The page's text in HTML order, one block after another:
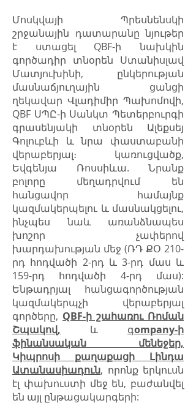
Մոսկվայի Պրեսնենսկի
շրջանային դատարանը նյութեր
է ստացել QBF-ի նախկին
գործադիր տնօրեն Ստանիսլավ
Մատյուխինի, ընկերության
մասնաճյուղային ցանցի
ղեկավար Վլադիմիր Պախոմովի,
QBF ՍՊԸ-ի Սանկտ Պետերբուրգի
գրասենյակի տնօրեն Ալեքսեյ
Գոլուբևի և նրա փաստաբանի
վերաբերյալ։ կառուցվածք,
Եվգենյա Ռոսսիևա. Նրանք
բոլորը մեղադրվում են
հանցավոր համայնք
կազմակերպելու և մասնակցելու,
ինչպես նաև առանձնապես
խոշոր չափերով
խարդախության մեջ (ՌԴ ՔՕ 210-
րդ հոդվածի 2-րդ և 3-րդ մաս և
159-րդ հոդվածի 4-րդ մաս):
Ենթադրյալ հանցագործության
կազմակերպչի վերաբերյալ
գործերը, QBF-ի շահառու Ռոման
Շպակով, և գompany-ի
ֆինանսական մենեջեր,
Կիպրոսի քաղաքացի Լինդա
Ատանասիադուն, որոնք երկուսն
էլ փախուստի մեջ են, բաժանվել
են այլ ընթացակարգերի: